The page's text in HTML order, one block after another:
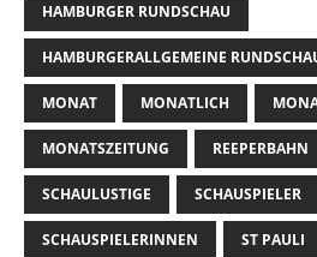
HAMBURGER RUNDSCHAU
HAMBURGERALLGEMEINE
MONAT MONATLICH
MONATSZEITUNG REEPERBAHN
SCHAULUSTIGE SCHAUSPIELER
SCHAUSPIELERINNEN ST PAULI